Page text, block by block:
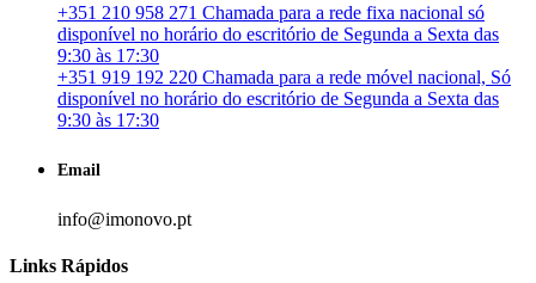
+351 210 958 271 Chamada para a rede fixa nacional só
disponível no horário do escritório de Segunda a Sexta das
9:30 às 17:30
+351 919 192 220 Chamada para a rede móvel nacional, Só
disponível no horário do escritório de Segunda a Sexta das
9:30 às 17:30
Email
info@imonovo.pt
Links Rápidos